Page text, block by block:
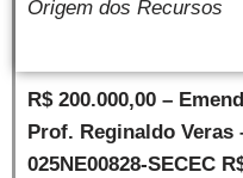
Origem dos Recursos
R$ 200.000,00 –
Prof. Reginaldo Veras
025NE00828-SECEC